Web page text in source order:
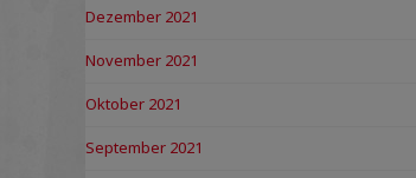
Dezember 2021
November 2021
Oktober 2021
September 2021